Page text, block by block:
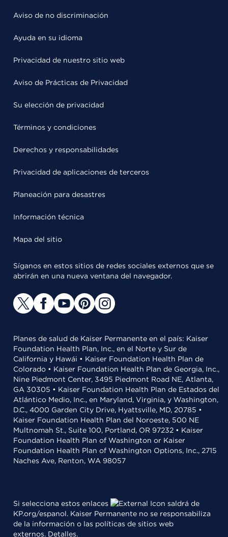
Aviso de no discriminación
Ayuda en su idioma
Privacidad de nuestro sitio web
Aviso de Prácticas de Privacidad
Su elección de privacidad
Términos y condiciones
Derechos y responsabilidades
Privacidad de aplicaciones de terceros
Planeación para desastres
Información técnica
Mapa del sitio
Síganos en estos sitios de redes sociales externos que se
abrirán en una nueva ventana del navegador.
Planes de salud de Kaiser Permanente en el país: Kaiser
Foundation Health Plan, Inc., en el Norte y Sur de
California y Hawái • Kaiser Foundation Health Plan de
Colorado • Kaiser Foundation Health Plan de Georgia, Inc.,
Nine Piedmont Center, 3495 Piedmont Road NE, Atlanta,
GA 30305 • Kaiser Foundation Health Plan de Estados del
Atlántico Medio, Inc., en Maryland, Virginia, y Washington,
D.C., 4000 Garden City Drive, Hyattsville, MD, 20785 •
Kaiser Foundation Health Plan del Noroeste, 500 NE
Multnomah St., Suite 100, Portland, OR 97232 • Kaiser
Foundation Health Plan of Washington or Kaiser
Foundation Health Plan of Washington Options, Inc., 2715
Naches Ave, Renton, WA 98057
Si selecciona estos enlaces
saldrá de
KP.org/espanol. Kaiser Permanente no se responsabiliza
de la información o las políticas de sitios web
externos. Detalles.